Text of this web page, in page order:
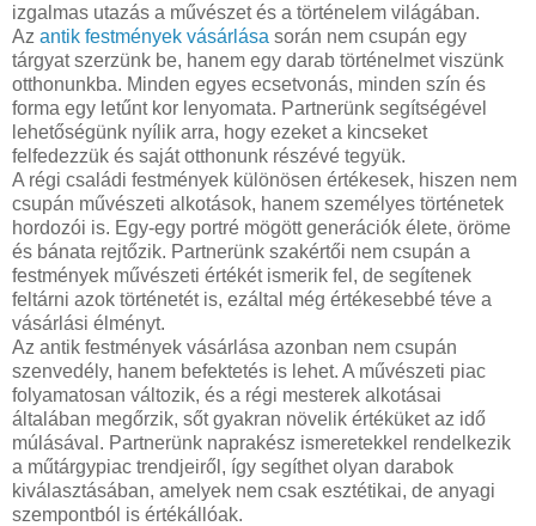
izgalmas utazás a művészet és a történelem világában.
Az antik festmények vásárlása során nem csupán egy
tárgyat szerzünk be, hanem egy darab történelmet viszünk
otthonunkba. Minden egyes ecsetvonás, minden szín és
forma egy letűnt kor lenyomata. Partnerünk segítségével
lehetőségünk nyílik arra, hogy ezeket a kincseket
felfedezzük és saját otthonunk részévé tegyük.
A régi családi festmények különösen értékesek, hiszen nem
csupán művészeti alkotások, hanem személyes történetek
hordozói is. Egy-egy portré mögött generációk élete, öröme
és bánata rejtőzik. Partnerünk szakértői nem csupán a
festmények művészeti értékét ismerik fel, de segítenek
feltárni azok történetét is, ezáltal még értékesebbé téve a
vásárlási élményt.
Az antik festmények vásárlása azonban nem csupán
szenvedély, hanem befektetés is lehet. A művészeti piac
folyamatosan változik, és a régi mesterek alkotásai
általában megőrzik, sőt gyakran növelik értéküket az idő
múlásával. Partnerünk naprakész ismeretekkel rendelkezik
a műtárgypiac trendjeiről, így segíthet olyan darabok
kiválasztásában, amelyek nem csak esztétikai, de anyagi
szempontból is értékállóak.